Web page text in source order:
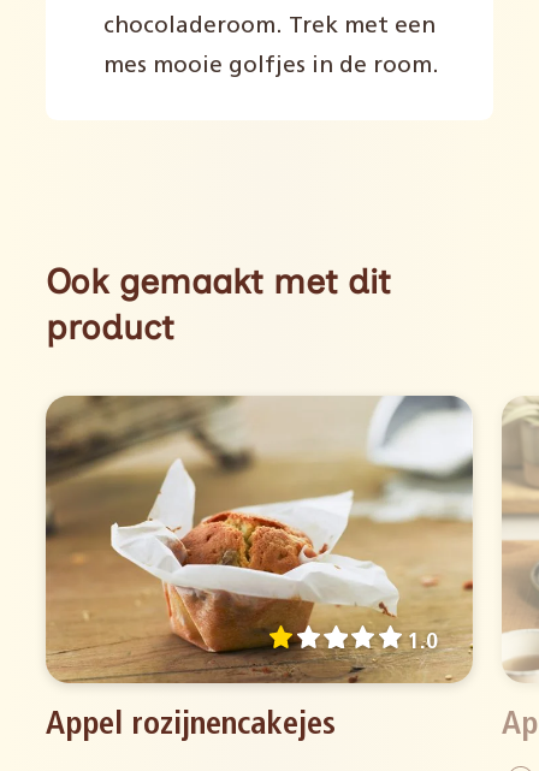
chocoladeroom. Trek met een
mes mooie golfjes in de room.
Ook gemaakt met dit
product
Appel rozijnencakejes
1.0